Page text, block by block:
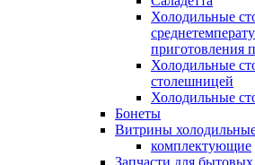
Холодильные
приготовления
Холодильные
столешницей
Холодильные
Бонеты
Витрины
комплектующие